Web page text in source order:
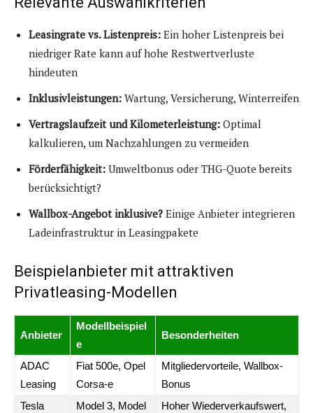
Leasingrate vs. Listenpreis: Ein hoher Listenpreis bei
niedriger Rate kann auf hohe Restwertverluste
hindeuten
Inklusivleistungen: Wartung, Versicherung, Winterreifen
Vertragslaufzeit und Kilometerleistung: Optimal
kalkulieren, um Nachzahlungen zu vermeiden
Förderfähigkeit: Umweltbonus oder THG-Quote bereits
berücksichtigt?
Wallbox-Angebot inklusive? Einige Anbieter integrieren
Ladeinfrastruktur in Leasingpakete
Beispielanbieter mit attraktiven
Privatleasing-Modellen
Anbieter
Modellbeispiel
e
Besonderheiten
ADAC
Leasing
Fiat 500e, Opel
Corsa-e
Mitgliedervorteile, Wallbox-
Bonus
Tesla
Model 3, Model
Hoher Wiederverkaufswert,